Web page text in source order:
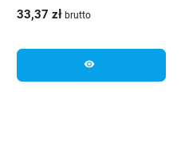
33,37 zł brutto
visibility